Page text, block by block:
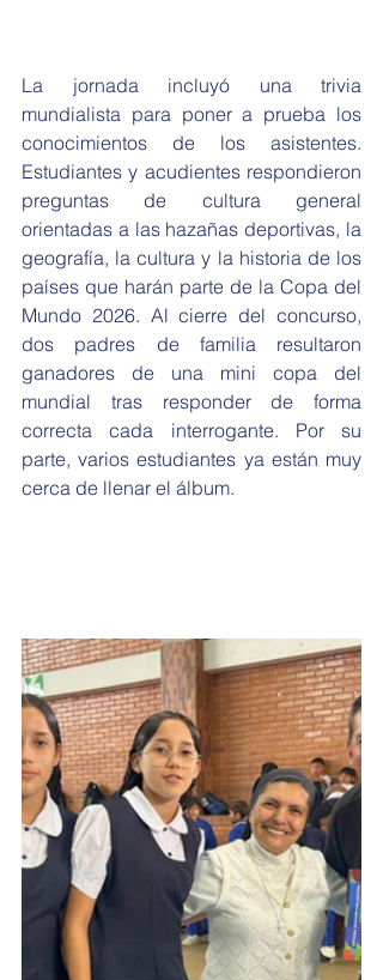
La jornada incluyó una trivia
mundialista para poner a prueba los
conocimientos de los asistentes.
Estudiantes y acudientes respondieron
preguntas de cultura general
orientadas a las hazañas deportivas, la
geografía, la cultura y la historia de los
países que harán parte de la Copa del
Mundo 2026. Al cierre del concurso,
dos padres de familia resultaron
ganadores de una mini copa del
mundial tras responder de forma
correcta cada interrogante. Por su
parte, varios estudiantes ya están muy
cerca de llenar el álbum.